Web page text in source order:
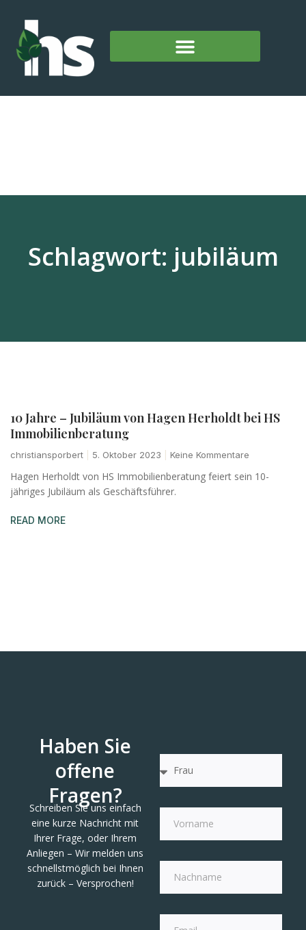
Schlagwort: jubiläum
10 Jahre – Jubiläum von Hagen Herholdt bei HS
Immobilienberatung
christiansporbert 5. Oktober 2023 Keine Kommentare
Hagen Herholdt von HS Immobilienberatung feiert sein 10-
jähriges Jubiläum als Geschäftsführer.
READ MORE
Haben Sie
offene
Fragen?
Schreiben Sie uns einfach
eine kurze Nachricht mit
Ihrer Frage, oder Ihrem
Anliegen – Wir melden uns
schnellstmöglich bei Ihnen
zurück – Versprochen!